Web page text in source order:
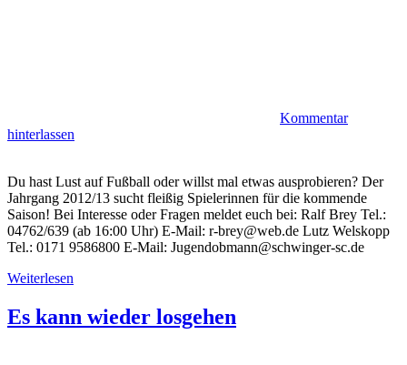
Kommentar
hinterlassen
Du hast Lust auf Fußball oder willst mal etwas ausprobieren? Der
Jahrgang 2012/13 sucht fleißig Spielerinnen für die kommende
Saison! Bei Interesse oder Fragen meldet euch bei: Ralf Brey Tel.:
04762/639 (ab 16:00 Uhr) E-Mail: r-brey@web.de Lutz Welskopp
Tel.: 0171 9586800 E-Mail: Jugendobmann@schwinger-sc.de
Weiterlesen
Es kann wieder losgehen